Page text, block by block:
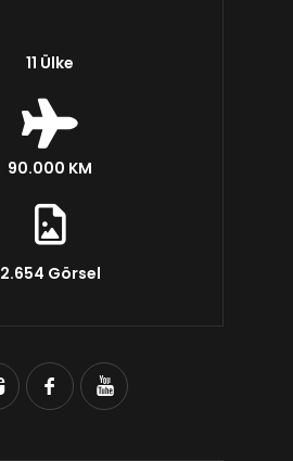
11 Ülke
90.000 KM
2.654 Görsel